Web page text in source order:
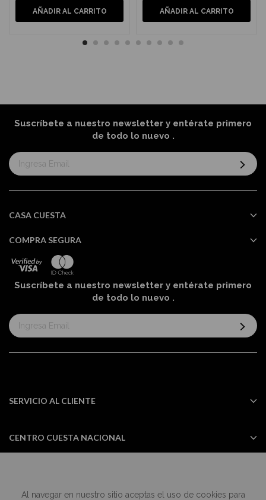
Al navegar en nuestro sitio aceptas el uso de cookies para
AÑADIR AL CARRITO AÑADIR AL CARRITO
Suscríbete a nuestro newsletter y entérate primero
de todo lo nuevo .
Suscríbase
al
informativo:
CASA CUESTA
COMPRA SEGURA
Suscríbete a nuestro newsletter y entérate primero
de todo lo nuevo .
Suscríbase
al
informativo:
SERVICIO AL CLIENTE
CENTRO CUESTA NACIONAL